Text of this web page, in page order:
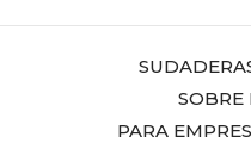
SOBRE
PARA